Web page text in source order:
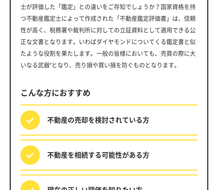
士が評価した「鑑定」との違いをご存知でしょうか？国家資格を持
つ不動産鑑定士によって作成された「不動産鑑定評価書」は、信頼
性が高く、税務署や裁判所に対しての立証資料として適用できる公
正な文書となります。いわばダイヤモンドについてくる鑑定書と似
たような役割を果たします。一般の皆様においても、売買の際に大
いなる武器”となり、売り損や買い損を防ぐものとなります。
こんな方におすすめ
不動産の売却を検討されている方
不動産を相続する可能性がある方